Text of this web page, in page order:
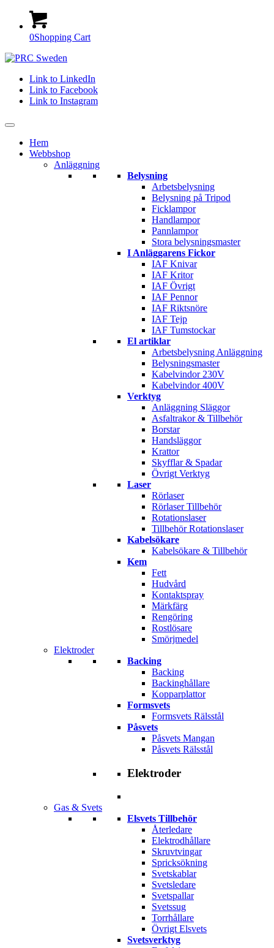
0Shopping Cart
Link to LinkedIn
Link to Facebook
Link to Instagram
Hem
Webbshop
Anläggning
Belysning
Arbetsbelysning
Belysning på Tripod
Ficklampor
Handlampor
Pannlampor
Stora belysningsmaster
I Anläggarens Fickor
IAF Knivar
IAF Kritor
IAF Övrigt
IAF Pennor
IAF Riktsnöre
IAF Tejp
IAF Tumstockar
El artiklar
Arbetsbelysning Anläggning
Belysningsmaster
Kabelvindor 230V
Kabelvindor 400V
Verktyg
Anläggning Släggor
Asfaltrakor & Tillbehör
Borstar
Handsläggor
Krattor
Skyfflar & Spadar
Övrigt Verktyg
Laser
Rörlaser
Rörlaser Tillbehör
Rotationslaser
Tillbehör Rotationslaser
Kabelsökare
Kabelsökare & Tillbehör
Kem
Fett
Hudvård
Kontaktspray
Märkfärg
Rengöring
Rostlösare
Smörjmedel
Elektroder
Backing
Backing
Backinghållare
Kopparplattor
Formsvets
Formsvets Rälsstål
Påsvets
Påsvets Mangan
Påsvets Rälsstål
Elektroder
Gas & Svets
Elsvets Tillbehör
Återledare
Elektrodhållare
Skruvtvingar
Spricksökning
Svetskablar
Svetsledare
Svetspallar
Svetssug
Torrhållare
Övrigt Elsvets
Svetsverktyg